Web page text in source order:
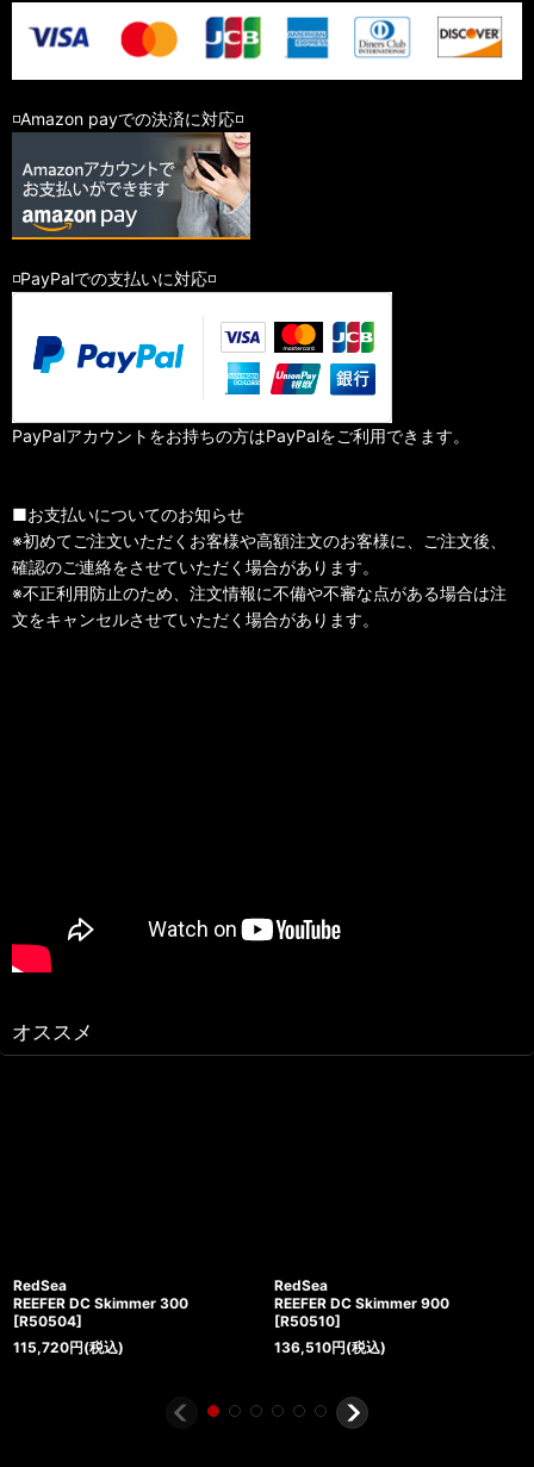
◽️Amazon payでの決済に対応◽️
◽️PayPalでの支払いに対応◽️
PayPalアカウントをお持ちの方はPayPalをご利用できます。
■お支払いについてのお知らせ
※初めてご注文いただくお客様や高額注文のお客様に、ご注文後、
確認のご連絡をさせていただく場合があります。
※不正利用防止のため、注文情報に不備や不審な点がある場合は注
文をキャンセルさせていただく場合があります。
オススメ
RedSea
REEFER DC Skimmer 300
[R50504]
115,720円(税込)
RedSea
REEFER DC Skimmer 900
[R50510]
136,510円(税込)